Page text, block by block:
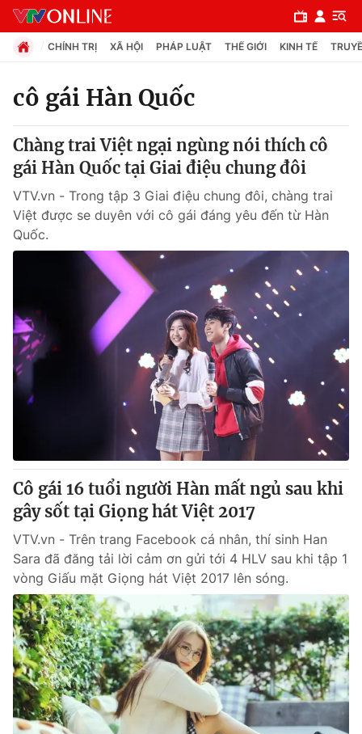
Chuyên mục
Chính trị
Xã hội
Pháp luật
Thế giới
Tin tức
Câu chuyện quốc tế
Kinh tế
Thị trường
Góc doanh nghiệp
Dữ liệu và đời sống
Truyền hình
Phim VTV
Hậu trường
Nhân vật
Khán giả
Giải sao mai
Giải trí
Điện ảnh
Âm nhạc
Sao
Đời sống
Du lịch
Làm đẹp
Chất lượng cuộc sống
Giáo dục
Tuyển sinh
Học trực tuyến
Công nghệ
Hitech Công nghệ tương lai
Giao lưu trực tuyến
CHÍNH TRỊ XÃ HỘI PHÁP LUẬT THẾ GIỚI KINH TẾ
cô gái Hàn Quốc
Chàng trai Việt ngại ngùng nói thích cô
gái Hàn Quốc tại Giai điệu chung đôi
VTV.vn - Trong tập 3 Giai điệu chung đôi, chàng trai
Việt được se duyên với cô gái đáng yêu đến từ Hàn
Quốc.
Cô gái 16 tuổi người Hàn mất ngủ sau khi
gây sốt tại Giọng hát Việt 2017
VTV.vn - Trên trang Facebook cá nhân, thí sinh Han
Sara đã đăng tải lời cảm ơn gửi tới 4 HLV sau khi tập 1
vòng Giấu mặt Giọng hát Việt 2017 lên sóng.